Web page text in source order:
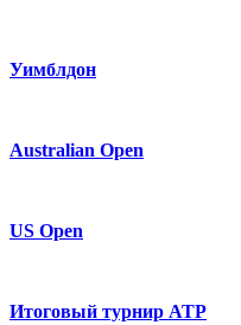
Уимблдон
Australian Open
US Open
Итоговый турнир ATP